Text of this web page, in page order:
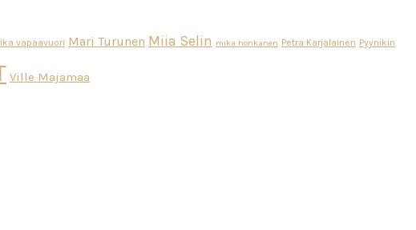
vapaavuori Mari Turunen Miia Selin mika honkanen Petra Karjalainen Pyynikin
Ville Majamaa